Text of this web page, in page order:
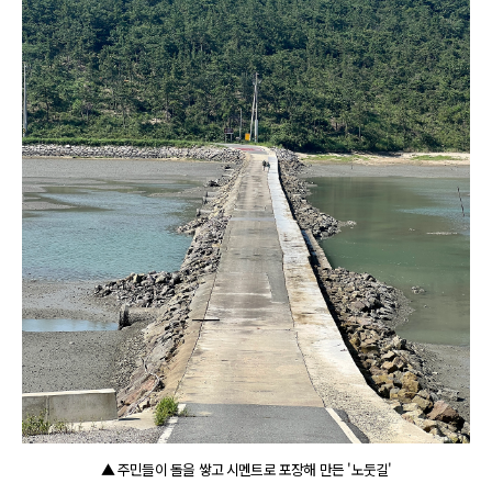
▲ 주민들이 돌을 쌓고 시멘트로 포장해 만든 '노둣길'